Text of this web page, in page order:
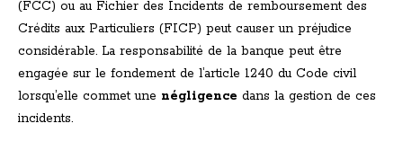
(FCC) ou au Fichier des Incidents de remboursement des
Crédits aux Particuliers (FICP) peut causer un préjudice
considérable. La responsabilité de la banque peut être
engagée sur le fondement de l’article 1240 du Code civil
lorsqu’elle commet une négligence dans la gestion de ces
incidents.